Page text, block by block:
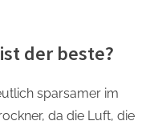
der beste?
sparsamer im
da die Luft, die